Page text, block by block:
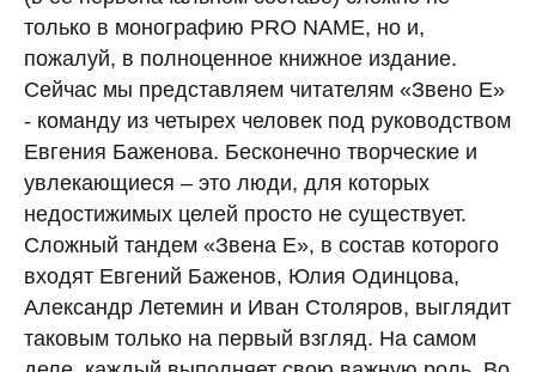
только в монографию PRO NAME, но и,
пожалуй, в полноценное книжное издание.
Сейчас мы представляем читателям «Звено Е»
- команду из четырех человек под руководством
Евгения Баженова. Бесконечно творческие и
увлекающиеся – это люди, для которых
недостижимых целей просто не существует.
Сложный тандем «Звена Е», в состав которого
входят Евгений Баженов, Юлия Одинцова,
Александр Летемин и Иван Столяров, выглядит
таковым только на первый взгляд. На самом